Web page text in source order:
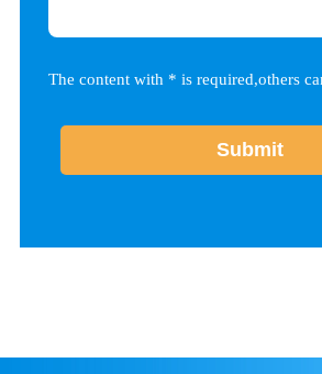
The content with * is required,others